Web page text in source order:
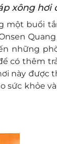
xông hơi
một buổi
những
có thêm
này được
sức khỏe